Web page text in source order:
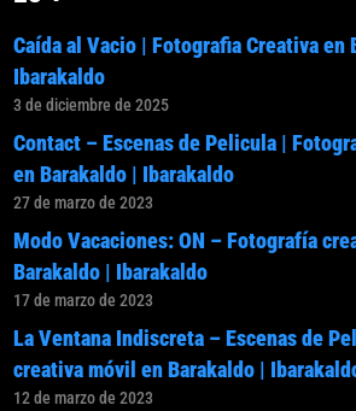
Caída al Vacio | Fotografia Creativa en
Ibarakaldo
3 de diciembre de 2025
Contact – Escenas de Pelicula |
en Barakaldo | Ibarakaldo
27 de marzo de 2023
Modo Vacaciones: ON – Fotografía
Barakaldo | Ibarakaldo
17 de marzo de 2023
La Ventana Indiscreta – Escenas de
creativa móvil en Barakaldo |
12 de marzo de 2023